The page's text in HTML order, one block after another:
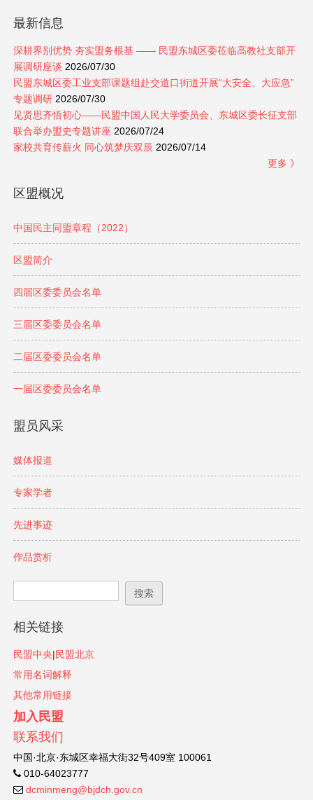
最新信息
深耕界别优势 夯实盟务根基 —— 民盟东城区委莅临高教社支部开
展调研座谈 2026/07/30
民盟东城区委工业支部课题组赴交道口街道开展“大安全、大应急”
专题调研2026/07/30
见贤思齐悟初心——民盟中国人民大学委员会、东城区委长征支部
联合举办盟史专题讲座 2026/07/24
家校共育传薪火 同心筑梦庆双辰 2026/07/14
更多 》
区盟概况
中国民主同盟章程（2022）
区盟简介
四届区委委员会名单
三届区委委员会名单
二届区委委员会名单
一届区委委员会名单
盟员风采
媒体报道
专家学者
先进事迹
作品赏析
搜索表单
相关链接
民盟中央|民盟北京
常用名词解释
其他常用链接
加入民盟
联系我们
中国·北京·东城区幸福大街32号409室 100061
010-64023777
dcminmeng@bjdch.gov.cn